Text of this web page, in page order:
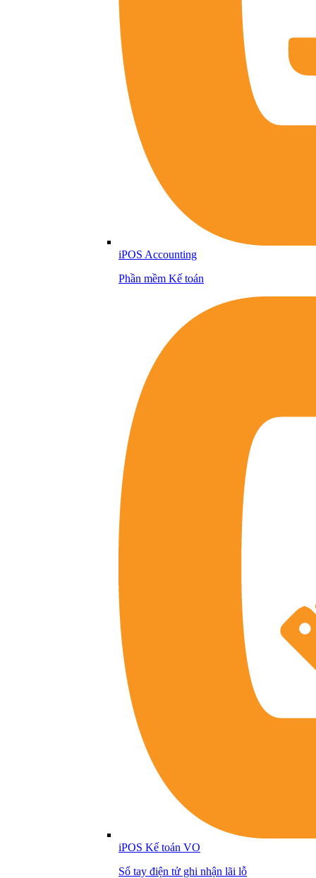
iPOS Accounting
Phần mềm Kế toán
iPOS Kế toán VO
Sổ tay điện tử ghi nhận lãi lỗ